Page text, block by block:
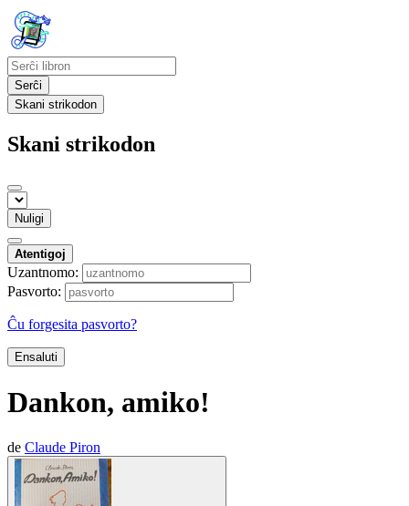
Serĉi
Skani strikodon
Skani strikodon
Nuligi
Atentigoj
Uzantnomo:
Pasvorto:
Ĉu forgesita pasvorto?
Ensaluti
Dankon, amiko!
de Claude Piron